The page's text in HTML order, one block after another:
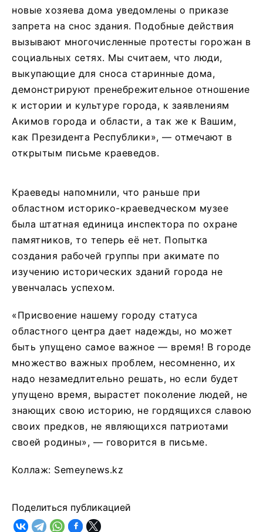
новые хозяева дома уведомлены о приказе
запрета на снос здания. Подобные действия
вызывают многочисленные протесты горожан в
социальных сетях. Мы считаем, что люди,
выкупающие для сноса старинные дома,
демонстрируют пренебрежительное отношение
к истории и культуре города, к заявлениям
Акимов города и области, а так же к Вашим,
как Президента Республики», — отмечают в
открытым письме краеведов.
Краеведы напомнили, что раньше при
областном историко-краеведческом музее
была штатная единица инспектора по охране
памятников, то теперь её нет. Попытка
создания рабочей группы при акимате по
изучению исторических зданий города не
увенчалась успехом.
«Присвоение нашему городу статуса
областного центра дает надежды, но может
быть упущено самое важное — время! В городе
множество важных проблем, несомненно, их
надо незамедлительно решать, но если будет
упущено время, вырастет поколение людей, не
знающих свою историю, не гордящихся славою
своих предков, не являющихся патриотами
своей родины», — говорится в письме.
Коллаж: Semeynews.kz
Поделиться публикацией